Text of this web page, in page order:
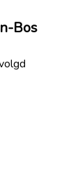
Bos